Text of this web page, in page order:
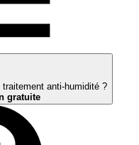
anti-humidité ?
gratuite